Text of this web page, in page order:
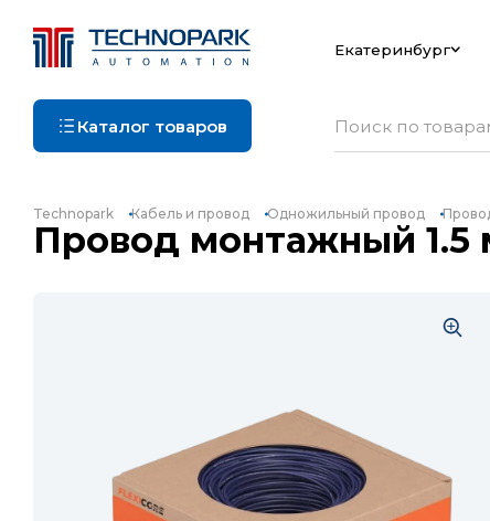
Екатеринбург
Каталог товаров
Technopark Кабель и провод Одножильный провод
Провод монтажный 1.5